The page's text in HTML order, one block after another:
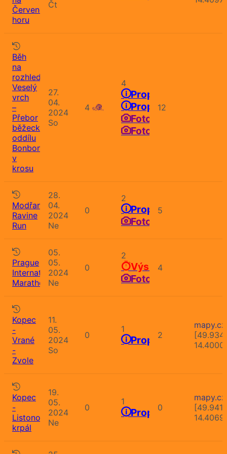
Červenou
horu
Čt
Běh
na
rozhlednu
Veselý
vrch
–
Přebor
běžeckého
oddílu
Bonbon
v
krosu
27.
04.
2024
So
4
4
Propozice
Propozice
Fotografie
Fotografie
12
Modřany
Ravine
Run
28.
04.
2024
Ne
0
2
Propozice
Fotografie
5
Prague
International
Marathon
05.
05.
2024
Ne
0
2
Výsledky
Fotografie
4
Kopec
-
Vrané
-
Zvole
11.
05.
2024
So
0
1
Propozice
2
Kopec
-
Listonošův
krpál
19.
05.
2024
Ne
0
1
Propozice
0